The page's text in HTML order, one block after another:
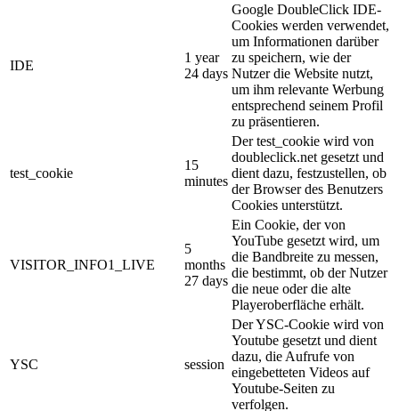
IDE
1 year
24 days
Google DoubleClick IDE-
Cookies werden verwendet,
um Informationen darüber
zu speichern, wie der
Nutzer die Website nutzt,
um ihm relevante Werbung
entsprechend seinem Profil
zu präsentieren.
test_cookie
15
minutes
Der test_cookie wird von
doubleclick.net gesetzt und
dient dazu, festzustellen, ob
der Browser des Benutzers
Cookies unterstützt.
VISITOR_INFO1_LIVE
5
months
27 days
Ein Cookie, der von
YouTube gesetzt wird, um
die Bandbreite zu messen,
die bestimmt, ob der Nutzer
die neue oder die alte
Playeroberfläche erhält.
YSC session
Der YSC-Cookie wird von
Youtube gesetzt und dient
dazu, die Aufrufe von
eingebetteten Videos auf
Youtube-Seiten zu
verfolgen.